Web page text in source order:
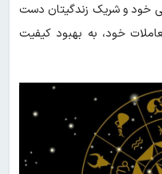
خود و شریک زندگیتان دست
خود، به بهبود کیفیت